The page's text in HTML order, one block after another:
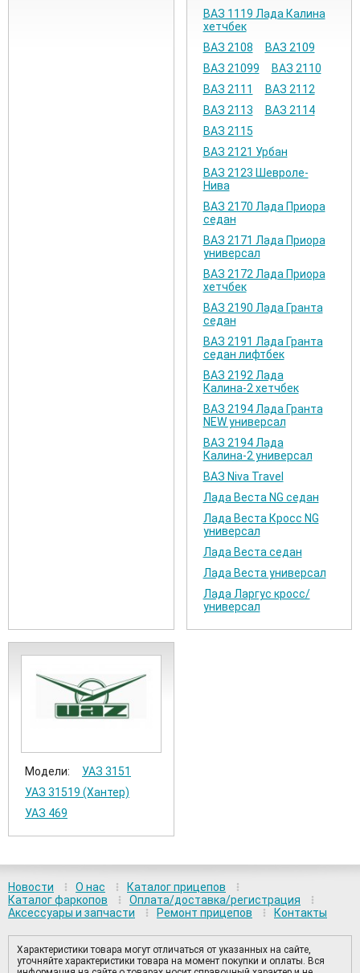
ВАЗ 1119 Лада Калина
хетчбек
ВАЗ 2108
ВАЗ 2109
ВАЗ 21099
ВАЗ 2110
ВАЗ 2111
ВАЗ 2112
ВАЗ 2113
ВАЗ 2114
ВАЗ 2115
ВАЗ 2121 Урбан
ВАЗ 2123 Шевроле-
Нива
ВАЗ 2170 Лада Приора
седан
ВАЗ 2171 Лада Приора
универсал
ВАЗ 2172 Лада Приора
хетчбек
ВАЗ 2190 Лада Гранта
седан
ВАЗ 2191 Лада Гранта
седан лифтбек
ВАЗ 2192 Лада
Калина-2 хетчбек
ВАЗ 2194 Лада Гранта
NEW универсал
ВАЗ 2194 Лада
Калина-2 универсал
ВАЗ Niva Travel
Лада Веста NG седан
Лада Веста Кросс NG
универсал
Лада Веста седан
Лада Веста универсал
Лада Ларгус кросс/
универсал
Модели:
УАЗ 3151
УАЗ 31519 (Хантер)
УАЗ 469
Новости О нас
Каталог прицепов
Каталог фаркопов
Оплата/доставка/регистрация
Аксессуары и запчасти
Ремонт прицепов Контакты
Характеристики товара могут отличаться от указанных на сайте,
уточняйте характеристики товара на момент покупки и оплаты. Вся